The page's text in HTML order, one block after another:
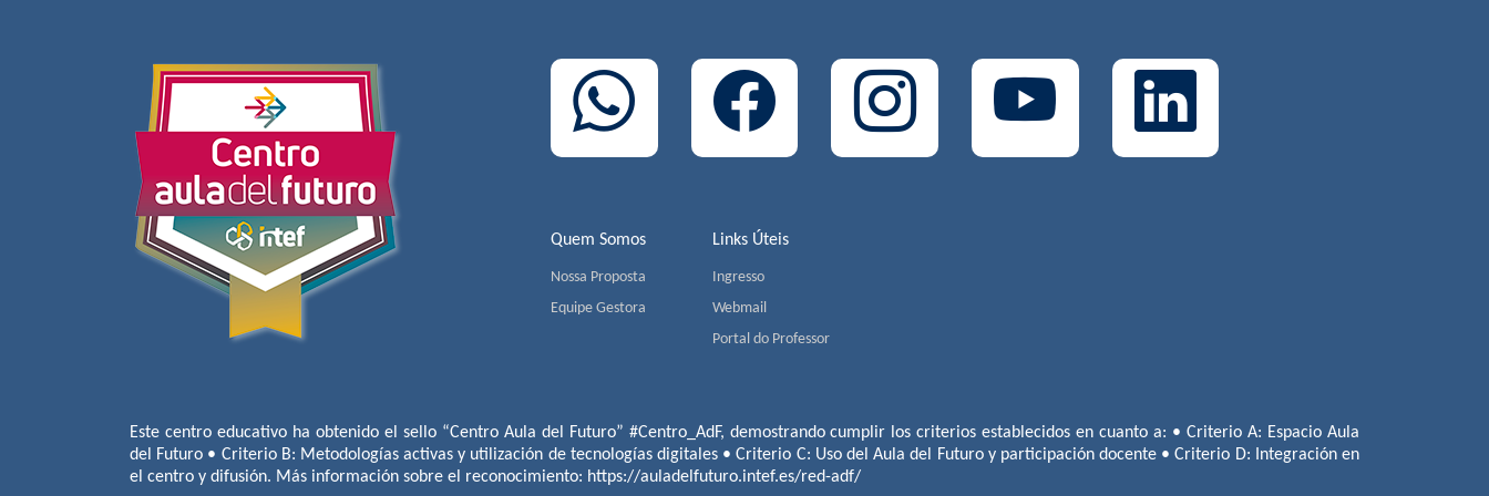
Quem Somos
Nossa Proposta
Equipe Gestora
Links Úteis
Ingresso
Webmail
Portal do Professor
Este centro educativo ha obtenido el sello “Centro Aula del Futuro” #Centro_AdF, demostrando cumplir los criterios establecidos en cuanto a: • Criterio A: Espacio Aula
del Futuro • Criterio B: Metodologías activas y utilización de tecnologías digitales • Criterio C: Uso del Aula del Futuro y participación docente • Criterio D: Integración en
el centro y difusión. Más información sobre el reconocimiento: https://auladelfuturo.intef.es/red-adf/